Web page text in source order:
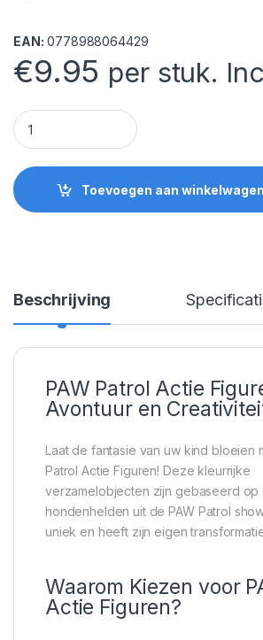
EAN: 0778988064429
€9.95 per stuk.
PAW Patrol Actie Figuren quantity
Toevoegen aan winkelwagen
Beschrijving
PAW Patrol Actie
Avontuur en
Laat de fantasie van uw kind bloeien
Patrol Actie Figuren! Deze kleurrijke
verzamelobjecten zijn gebaseerd
hondenhelden uit de PAW Patrol
uniek en heeft zijn eigen
Waarom Kiezen voor
Actie Figuren?